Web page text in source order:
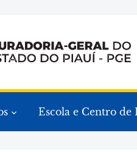
Escola e Centro de